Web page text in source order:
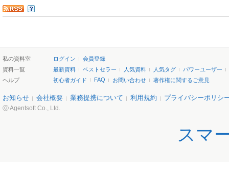
私の資料室 ログイン
会員登録
資料一覧
最新資料 ベストセラー 人気資料 人気タグ
パワーユーザー
ヘルプ
初心者ガイド FAQ お問い合わせ 著作権に関するご意見
お知らせ 会社概要 業務提携について 利用規約 プライバシーポリシ
ⓒ Agentsoft Co., Ltd.
スマ